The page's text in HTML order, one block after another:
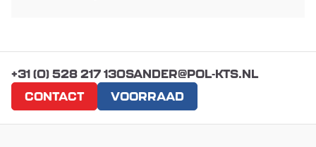
+31 (0) 528 217 130SANDER@POL-KTS.NL
CONTACT
VOORRAAD